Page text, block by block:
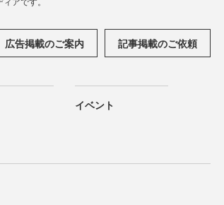
広告掲載のご案内 記事掲載のご依頼
イベント